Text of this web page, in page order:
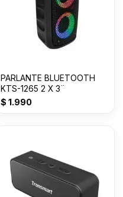
PARLANTE BLUETOOTH
KTS-1265 2 X 3¨
$ 1.990